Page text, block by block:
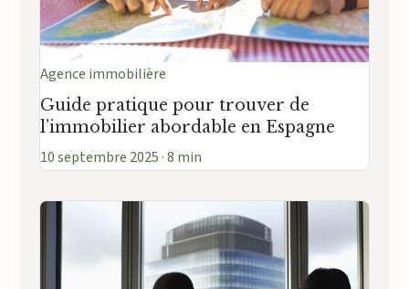
Agence immobilière
Guide pratique pour trouver de
l’immobilier abordable en Espagne
10 septembre 2025 · 8 min